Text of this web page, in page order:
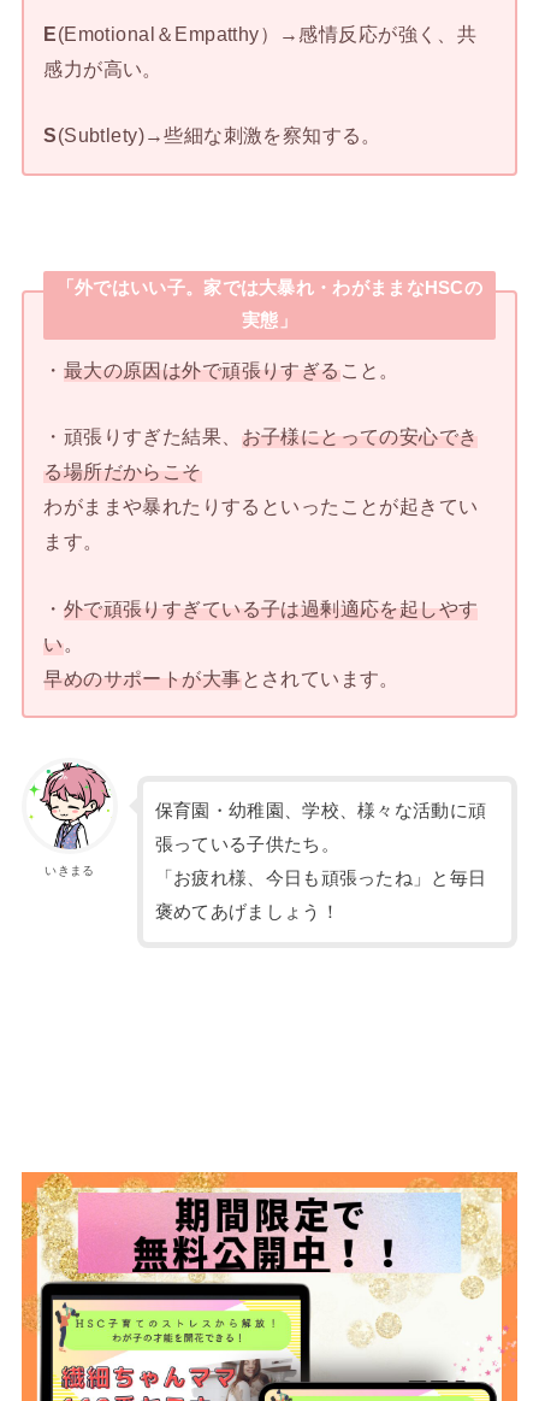
E(Emotional＆Empatthy）→感情反応が強く、共
感力が高い。
S(Subtlety)→些細な刺激を察知する。
「外ではいい子。家では大暴れ・わがままなHSCの
実態」
・ 最大の原因は外で頑張りすぎること。
・頑張りすぎた結果、 お子様にとっての安心でき
る場所だからこそ
わがままや暴れたりするといったことが起きてい
ます。
・ 外で頑張りすぎている子は過剰適応を起しやす
い。
早めのサポートが大事とされています。
いきまる
保育園・幼稚園、学校、様々な活動に頑
張っている子供たち。
「お疲れ様、今日も頑張ったね」と毎日
褒めてあげましょう！